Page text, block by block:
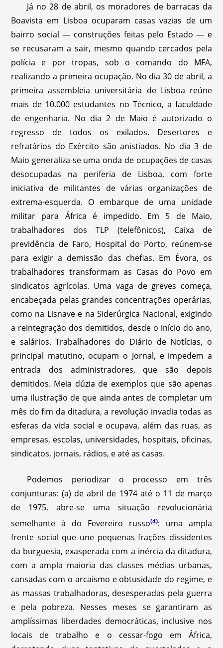
Já no 28 de abril, os moradores de barracas da
Boavista em Lisboa ocuparam casas vazias de um
bairro social — construções feitas pelo Estado — e
se recusaram a sair, mesmo quando cercados pela
polícia e por tropas, sob o comando do MFA,
realizando a primeira ocupação. No dia 30 de abril, a
primeira assembleia universitária de Lisboa reúne
mais de 10.000 estudantes no Técnico, a faculdade
de engenharia. No dia 2 de Maio é autorizado o
regresso de todos os exilados. Desertores e
refratários do Exército são anistiados. No dia 3 de
Maio generaliza-se uma onda de ocupações de casas
desocupadas na periferia de Lisboa, com forte
iniciativa de militantes de várias organizações de
extrema-esquerda. O embarque de uma unidade
militar para África é impedido. Em 5 de Maio,
trabalhadores dos TLP (telefônicos), Caixa de
previdência de Faro, Hospital do Porto, reúnem-se
para exigir a demissão das chefias. Em Évora, os
trabalhadores transformam as Casas do Povo em
sindicatos agrícolas. Uma vaga de greves começa,
encabeçada pelas grandes concentrações operárias,
como na Lisnave e na Siderúrgica Nacional, exigindo
a reintegração dos demitidos, desde o início do ano,
e salários. Trabalhadores do Diário de Notícias, o
principal matutino, ocupam o Jornal, e impedem a
entrada dos administradores, que são depois
demitidos. Meia dúzia de exemplos que são apenas
uma ilustração de que ainda antes de completar um
mês do fim da ditadura, a revolução invadia todas as
esferas da vida social e ocupava, além das ruas, as
empresas, escolas, universidades, hospitais, oficinas,
sindicatos, jornais, rádios, e até as casas.
Podemos periodizar o processo em três
conjunturas: (a) de abril de 1974 até o 11 de março
de 1975, abre-se uma situação revolucionária
semelhante à do Fevereiro russo(4): uma ampla
frente social que une pequenas frações dissidentes
da burguesia, exasperada com a inércia da ditadura,
com a ampla maioria das classes médias urbanas,
cansadas com o arcaísmo e obtusidade do regime, e
as massas trabalhadoras, desesperadas pela guerra
e pela pobreza. Nesses meses se garantiram as
amplíssimas liberdades democráticas, inclusive nos
locais de trabalho e o cessar-fogo em África,